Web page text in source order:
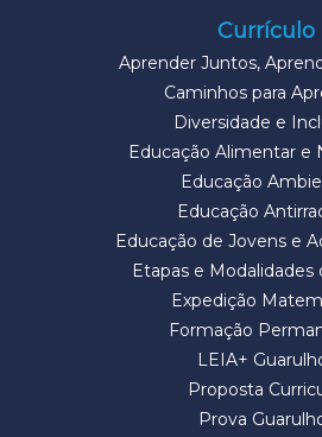
Currículo
Aprender Juntos,
Caminhos para
Diversidade e
Educação Alimentar e
Educação
Educação
Educação de Jovens e
Etapas e Modalidades
Expedição
Formação
LEIA+
Proposta
Prova